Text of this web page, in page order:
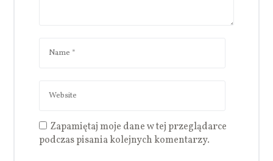
Zapamiętaj moje dane w tej przeglądarce
podczas pisania kolejnych komentarzy.